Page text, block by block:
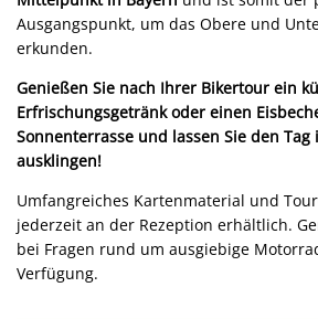
Ausgangspunkt, um das Obere und
erkunden.
Genießen Sie nach Ihrer Bikertour ein
Erfrischungsgetränk oder einen
Sonnenterrasse und lassen Sie den
ausklingen!
Umfangreiches Kartenmaterial und
jederzeit an der Rezeption erhältlich.
bei Fragen rund um ausgiebige
Verfügung.